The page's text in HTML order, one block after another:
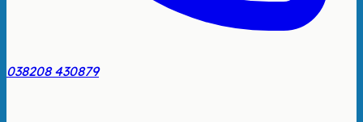
038208 430879